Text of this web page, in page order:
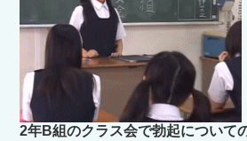
2年B組のクラス会で勃起について